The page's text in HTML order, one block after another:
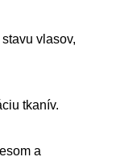
vlasov,
tkanív.
a